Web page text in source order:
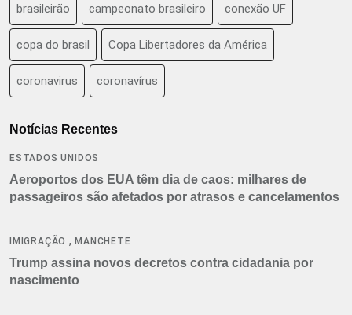
brasileirão campeonato brasileiro conexão UF
copa do brasil Copa Libertadores da América
coronavirus coronavírus
Notícias Recentes
ESTADOS UNIDOS
Aeroportos dos EUA têm dia de caos: milhares de
passageiros são afetados por atrasos e cancelamentos
IMIGRAÇÃO ,MANCHETE
Trump assina novos decretos contra cidadania por
nascimento